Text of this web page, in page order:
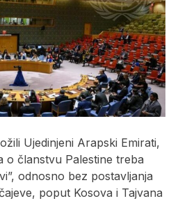
Ujedinjeni Arapski Emirati,
o članstvu Palestine treba
odnosno bez postavljanja
poput Kosova i Tajvana